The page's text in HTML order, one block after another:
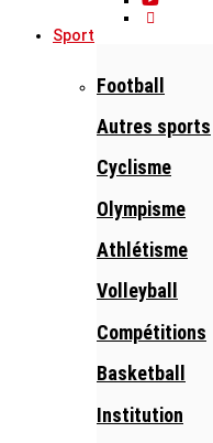
Sport
Football
Autres sports
Cyclisme
Olympisme
Athlétisme
Volleyball
Compétitions
Basketball
Institution